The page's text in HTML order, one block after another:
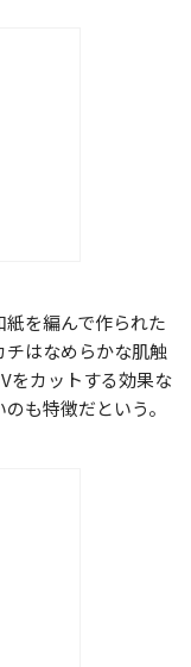
を編んで作られた
はなめらかな肌触
をカットする効果な
も特徴だという。